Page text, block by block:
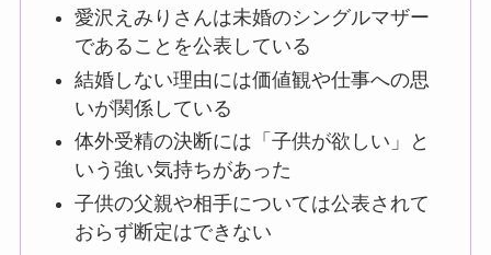
愛沢えみりさんは未婚のシングルマザー
であることを公表している
結婚しない理由には価値観や仕事への思
いが関係している
体外受精の決断には「子供が欲しい」と
いう強い気持ちがあった
子供の父親や相手については公表されて
おらず断定はできない